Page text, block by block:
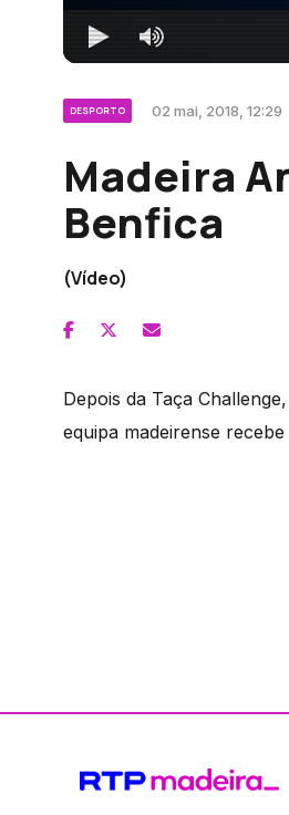
DESPORTO 02 mai, 2018, 12:29
Madeira
Benfica
(Vídeo)
Depois da Taça
equipa madeirense